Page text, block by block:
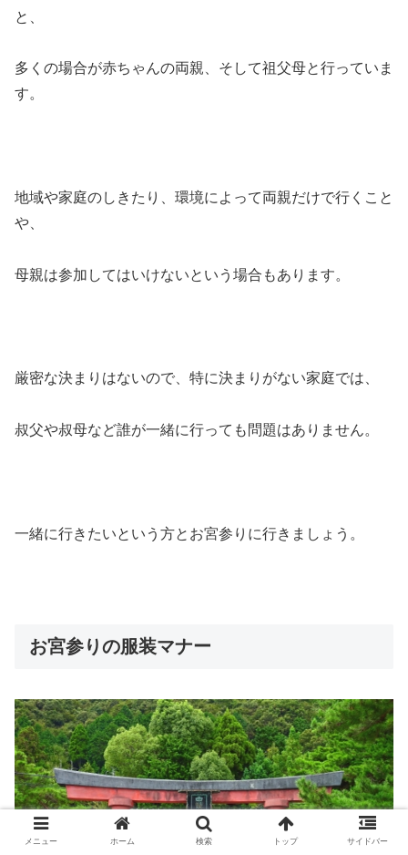
と、
多くの場合が赤ちゃんの両親、そして祖父母と行っていま
す。
地域や家庭のしきたり、環境によって両親だけで行くこと
や、
母親は参加してはいけないという場合もあります。
厳密な決まりはないので、特に決まりがない家庭では、
叔父や叔母など誰が一緒に行っても問題はありません。
一緒に行きたいという方とお宮参りに行きましょう。
お宮参りの服装マナー
メニュー ホーム 検索 トップ サイドバー